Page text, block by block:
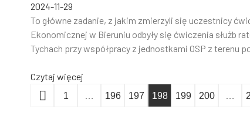
2024-11-29
To główne zadanie, z jakim zmierzyli się uczestnicy
Ekonomicznej w Bieruniu odbyły się ćwiczenia służb
Tychach przy współpracy z jednostkami OSP z terenu
Czytaj więcej
1 … 196 197 198 199 200 …